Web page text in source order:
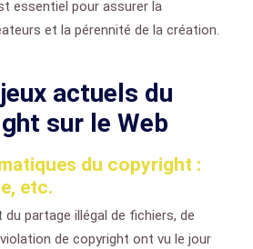
essentiel pour assurer la
et la pérennité de la création.
actuels du
sur le Web
du copyright :
etc.
du partage illégal de fichiers, de
de copyright ont vu le jour